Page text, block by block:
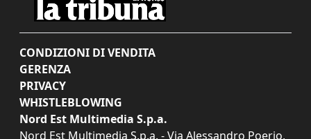
CONDIZIONI DI VENDITA
GERENZA
PRIVACY
WHISTLEBLOWING
Nord Est Multimedia S.p.a.
Nord Est Multimedia S.p.a. - Via Alessandro Poerio,